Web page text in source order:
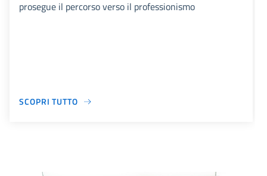
prosegue il percorso verso il professionismo
SCOPRI TUTTO